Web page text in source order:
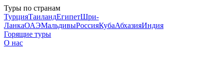
Туры по странам
ТурцияТаиландЕгипетШри-
ЛанкаОАЭМальдивыРоссияКубаАбхазияИндия
Горящие туры
О нас